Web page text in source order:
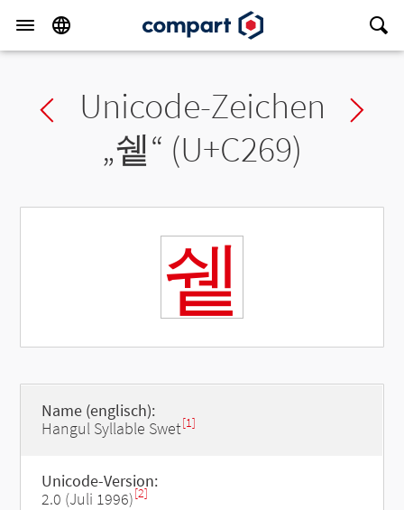
Previous char
Unicode-Zeichen
„쉩“ (U+C269)
쉩
Name (englisch):
Hangul Syllable Swet[1]
Unicode-Version:
2.0 (Juli 1996)[2]